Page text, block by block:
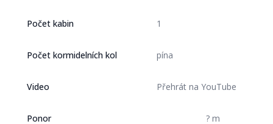
Počet kabin 1
Počet kormidelních kol pína
Video Přehrát na YouTube
Ponor ? m